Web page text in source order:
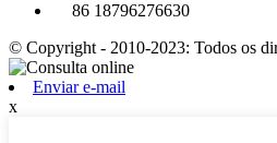
86 18796276630
© Copyright - 2010-2023: Todos os
Enviar e-mail
x